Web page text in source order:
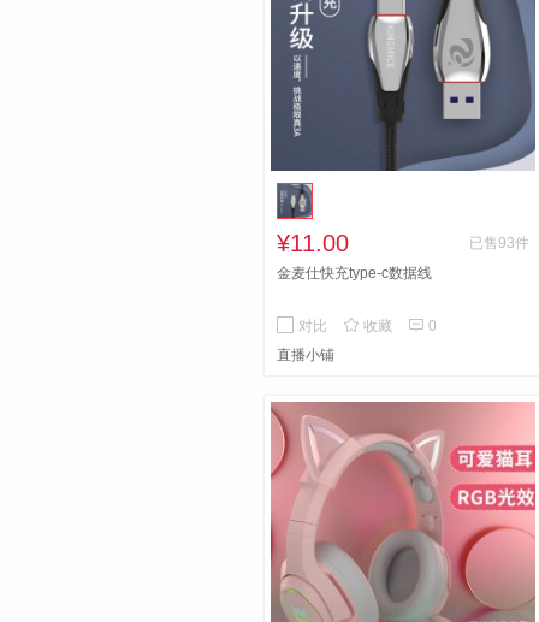
¥11.00
已售93件
金麦仕快充type-c数据线
对比  收藏  0
直播小铺